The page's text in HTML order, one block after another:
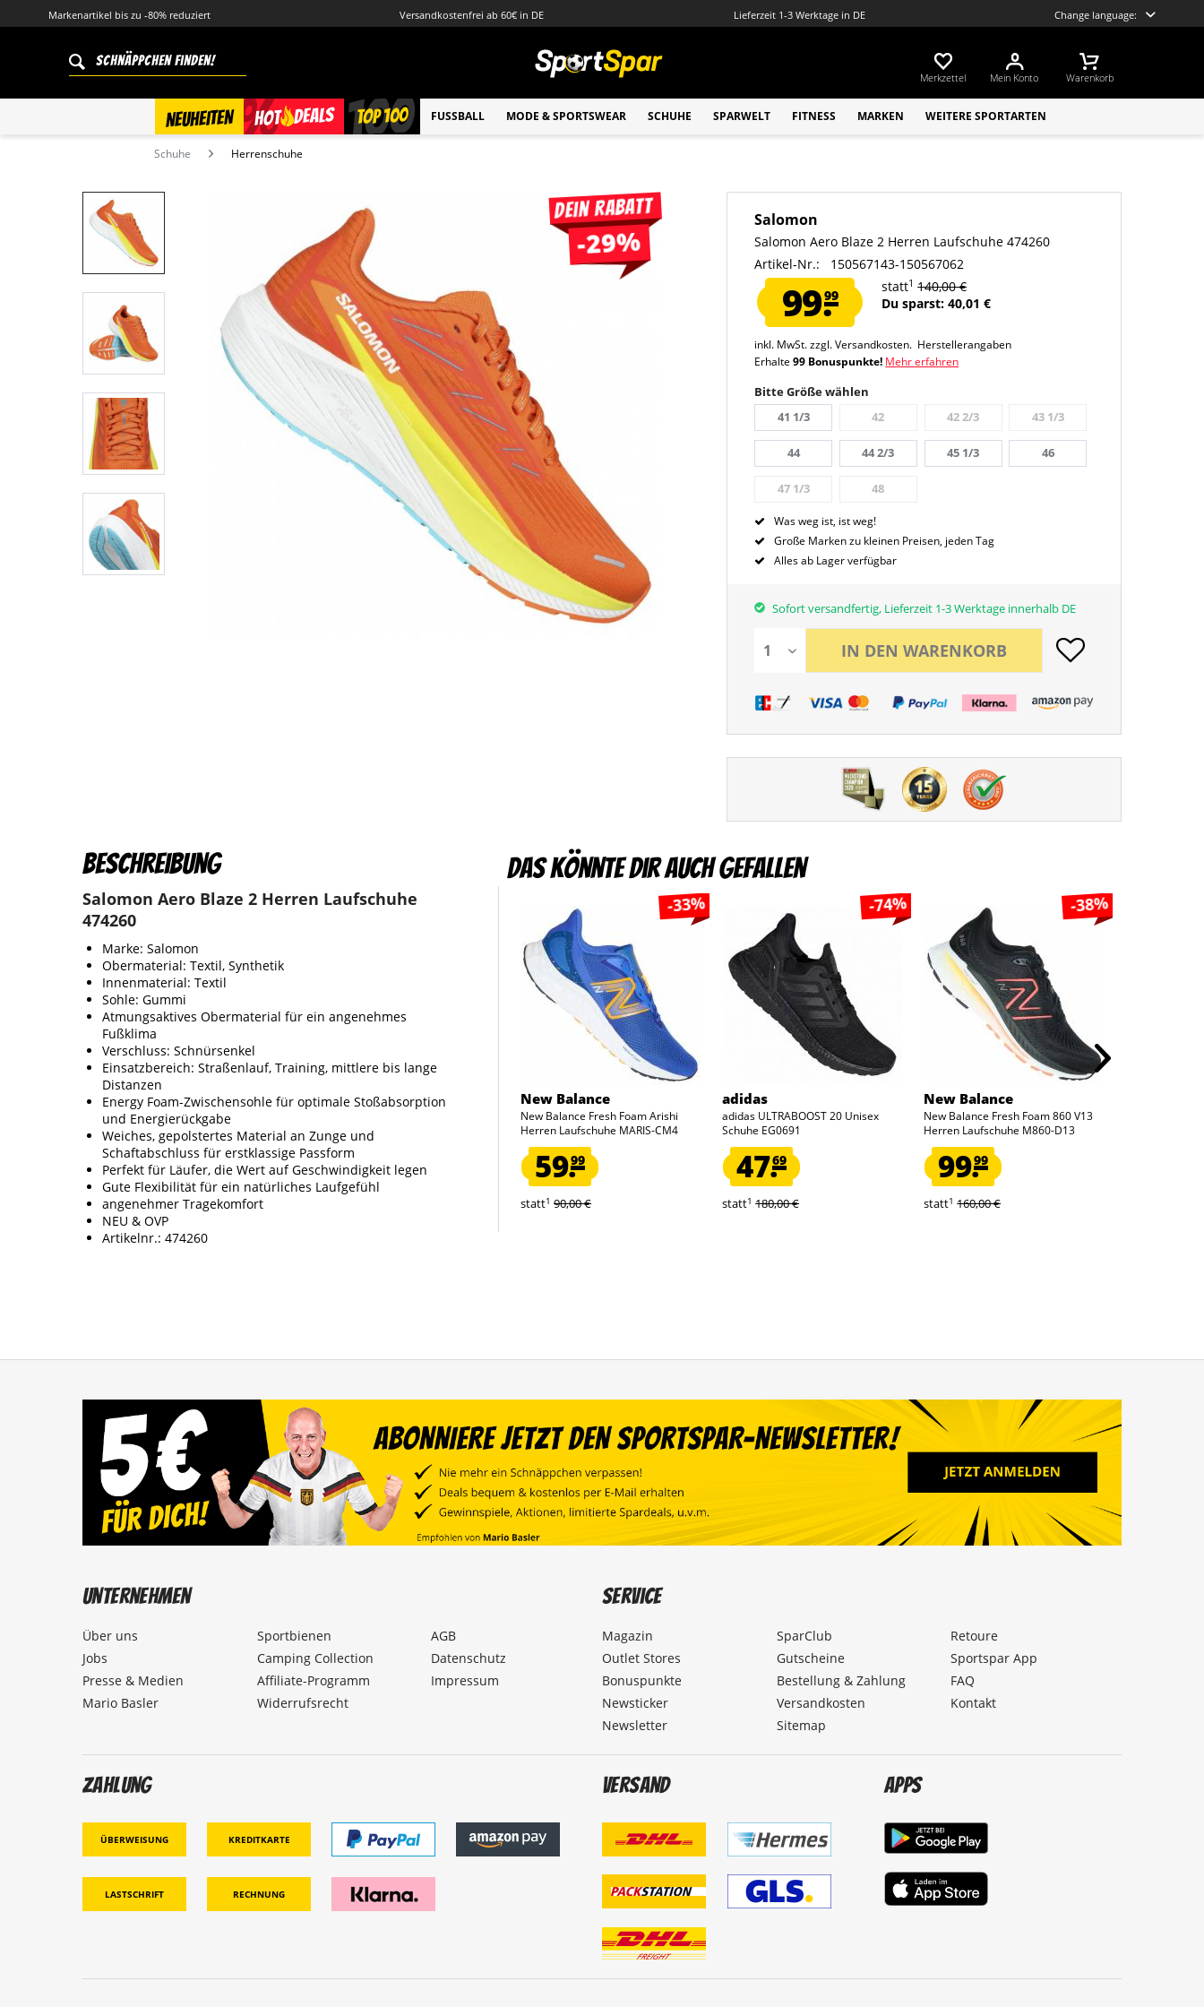
Markenartikel bis zu -80% reduziert Versandkostenfrei ab 60€ in DE Lieferzeit 1-3 Werktage in DE Change language:
Merkzettel Mein Konto Warenkorb
NEUHEITEN HOT DEALS
% TOP 100 FUSSBALL MODE & SPORTSWEAR SCHUHE SPARWELT FITNESS MARKEN WEITERE SPORTARTEN
Schuhe Herrenschuhe
Dein Rabatt
-29%
Salomon
Salomon Aero Blaze 2 Herren Laufschuhe 474260
Artikel-Nr.:
150567143-150567062
99.99
statt1 140,00 €
Du sparst: 40,01 €
inkl. MwSt.zzgl. Versandkosten. Herstellerangaben
Erhalte99 Bonuspunkte! Mehr erfahren
Bitte Größe wählen
41 1/3
42 42 2/3 43 1/3
44 44 2/3 45 1/3 46
47 1/3 48
Was weg ist, ist weg!
Große Marken zu kleinen Preisen, jeden Tag
Alles ab Lager verfügbar
Sofort versandfertig, Lieferzeit 1-3 Werktage innerhalb DE
IN DEN WARENKORB
Beschreibung
Salomon Aero Blaze 2 Herren Laufschuhe
474260
Marke: Salomon
Obermaterial: Textil, Synthetik
Innenmaterial: Textil
Sohle: Gummi
Atmungsaktives Obermaterial für ein angenehmes
Fußklima
Verschluss: Schnürsenkel
Einsatzbereich: Straßenlauf, Training, mittlere bis lange
Distanzen
Energy Foam-Zwischensohle für optimale Stoßabsorption
und Energierückgabe
Weiches, gepolstertes Material an Zunge und
Schaftabschluss für erstklassige Passform
Perfekt für Läufer, die Wert auf Geschwindigkeit legen
Gute Flexibilität für ein natürliches Laufgefühl
angenehmer Tragekomfort
NEU & OVP
Artikelnr.: 474260
Das könnte dir auch gefallen
-33%
New Balance
New Balance Fresh Foam Arishi
Herren Laufschuhe MARIS-CM4
59.99
statt1 90,00 €
-74%
adidas
adidas ULTRABOOST 20 Unisex
Schuhe EG0691
47.69
statt1 180,00 €
-38%
New Balance
New Balance Fresh Foam 860 V13
Herren Laufschuhe M860-D13
99.99
statt1 160,00 €
Unternehmen
Über uns
Jobs
Presse & Medien
Mario Basler
Sportbienen
Camping Collection
Affiliate-Programm
Widerrufsrecht
AGB
Datenschutz
Impressum
Service
Magazin
Outlet Stores
Bonuspunkte
Newsticker
Newsletter
SparClub
Gutscheine
Bestellung & Zahlung
Versandkosten
Sitemap
Retoure
Sportspar App
FAQ
Kontakt
Zahlung
Überweisung Kreditkarte
Lastschrift Rechnung
Versand Apps